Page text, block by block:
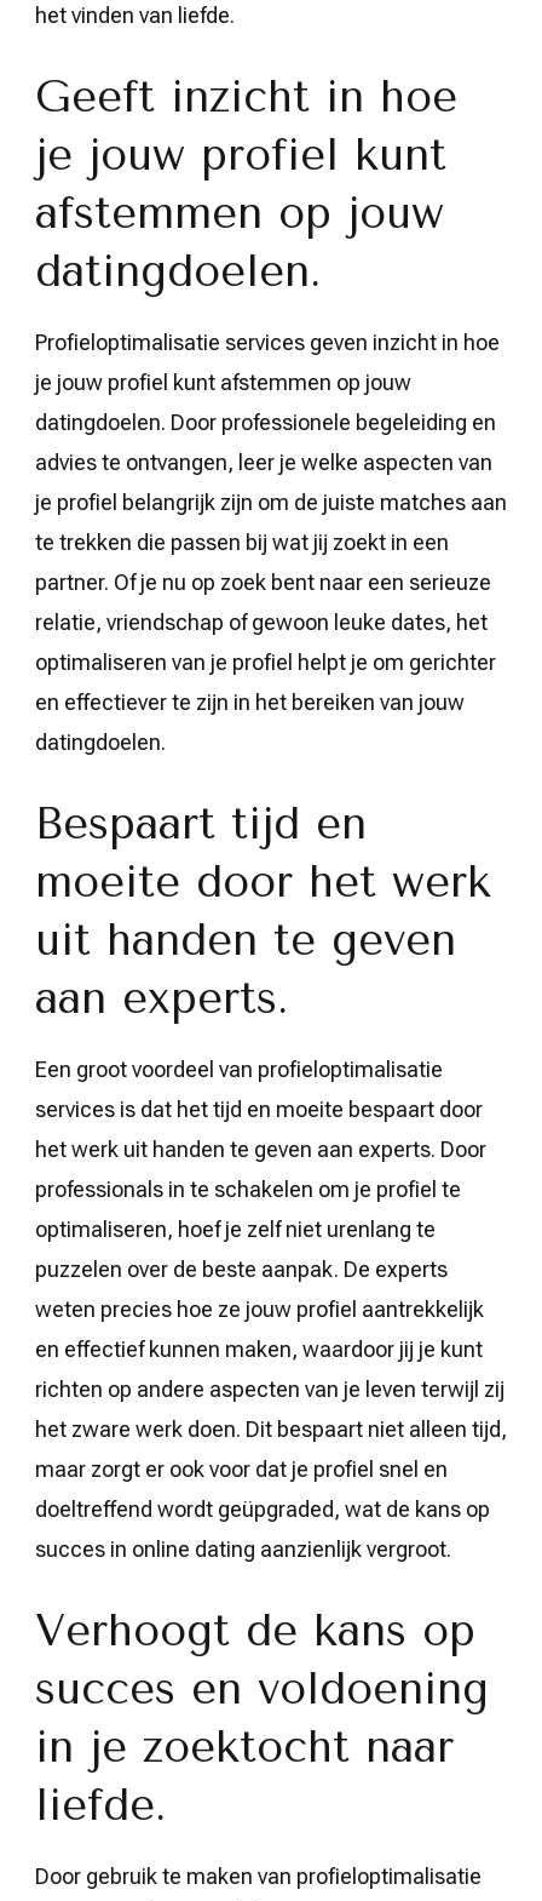
het vinden van liefde.
Geeft inzicht in hoe
je jouw profiel kunt
afstemmen op jouw
datingdoelen.
Profieloptimalisatie services geven inzicht in hoe
je jouw profiel kunt afstemmen op jouw
datingdoelen. Door professionele begeleiding en
advies te ontvangen, leer je welke aspecten van
je profiel belangrijk zijn om de juiste matches aan
te trekken die passen bij wat jij zoekt in een
partner. Of je nu op zoek bent naar een serieuze
relatie, vriendschap of gewoon leuke dates, het
optimaliseren van je profiel helpt je om gerichter
en effectiever te zijn in het bereiken van jouw
datingdoelen.
Bespaart tijd en
moeite door het werk
uit handen te geven
aan experts.
Een groot voordeel van profieloptimalisatie
services is dat het tijd en moeite bespaart door
het werk uit handen te geven aan experts. Door
professionals in te schakelen om je profiel te
optimaliseren, hoef je zelf niet urenlang te
puzzelen over de beste aanpak. De experts
weten precies hoe ze jouw profiel aantrekkelijk
en effectief kunnen maken, waardoor jij je kunt
richten op andere aspecten van je leven terwijl zij
het zware werk doen. Dit bespaart niet alleen tijd,
maar zorgt er ook voor dat je profiel snel en
doeltreffend wordt geüpgraded, wat de kans op
succes in online dating aanzienlijk vergroot.
Verhoogt de kans op
succes en voldoening
in je zoektocht naar
liefde.
Door gebruik te maken van profieloptimalisatie